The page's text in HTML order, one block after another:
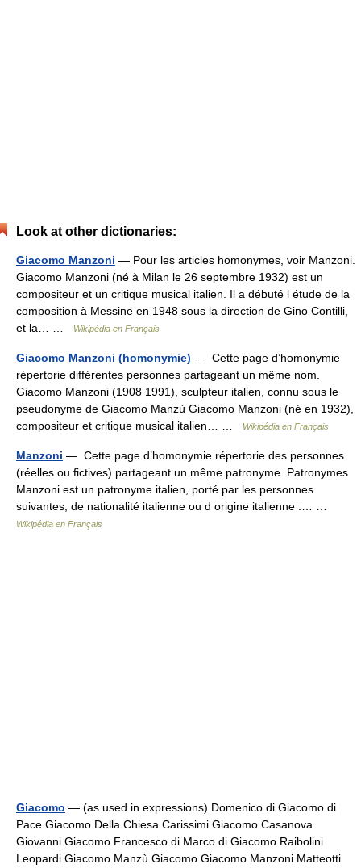
Look at other dictionaries:
Giacomo Manzoni — Pour les articles homonymes, voir Manzoni.
Giacomo Manzoni (né à Milan le 26 septembre 1932) est un
compositeur et un critique musical italien. Il a débuté l étude de la
composition à Messine en 1948 sous la direction de Gino Contilli,
et la… …
Wikipédia en Français
Giacomo Manzoni (homonymie) — Cette page d’homonymie
répertorie différentes personnes partageant un même nom.
Giacomo Manzoni (1908 1991), sculpteur italien, connu sous le
pseudonyme de Giacomo Manzù Giacomo Manzoni (né en 1932),
compositeur et critique musical italien… …
Wikipédia en Français
Manzoni — Cette page d’homonymie répertorie des personnes
(réelles ou fictives) partageant un même patronyme. Patronymes
Manzoni est un patronyme italien, porté par les personnes
suivantes, de nationalité italienne ou d origine italienne :… …
Wikipédia en Français
Giacomo — (as used in expressions) Domenico di Giacomo di
Pace Giacomo Della Chiesa Carissimi Giacomo Casanova
Giovanni Giacomo Francesco di Marco di Giacomo Raibolini
Leopardi Giacomo Manzù Giacomo Giacomo Manzoni Matteotti